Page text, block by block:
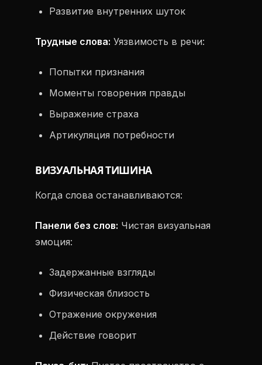
Развитие внутренних шуток
Трудные слова: Уязвимость в речи:
Попытки признания
Моменты говорения правды
Выражение страха
Артикуляция потребности
ВИЗУАЛЬНАЯ ТИШИНА
Когда слова останавливаются:
Панели без слов: Чистая визуальная
эмоция:
Задержанные взгляды
Физическая близость
Отражение окружения
Действие говорит